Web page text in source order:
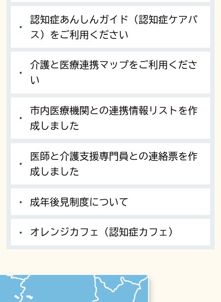
認知症あんしんガイド（認知症ケアパ
ス）をご利用ください
介護と医療連携マップをご利用くださ
い
市内医療機関との連携情報リストを作
成しました
医師と介護支援専門員との連絡票を作
成しました
成年後見制度について
オレンジカフェ（認知症カフェ）